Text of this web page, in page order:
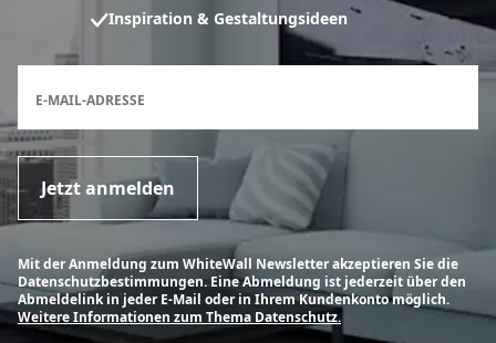
Inspiration & Gestaltungsideen
E-MAIL-ADRESSE
Jetzt anmelden
Mit der Anmeldung zum WhiteWall Newsletter akzeptieren Sie die
Datenschutzbestimmungen. Eine Abmeldung ist jederzeit über den
Abmeldelink in jeder E-Mail oder in Ihrem Kundenkonto möglich.
Weitere Informationen zum Thema Datenschutz.